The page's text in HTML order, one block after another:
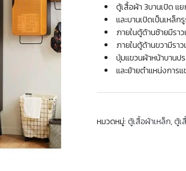
ตู้เสื้อผ้า 3บานเปิด แ
และบานเปิดเป็นเหล็ก
ภายในตู้ด้านซ้ายมีรา
ภายในตู้ด้านขวามีร
ปุ่มแขวนผ้าหน้าบานป
และย้ายตำแหน่งการ
หมวดหมู่:ตู้เสื้อผ้าเหล็ก,ตู้เ